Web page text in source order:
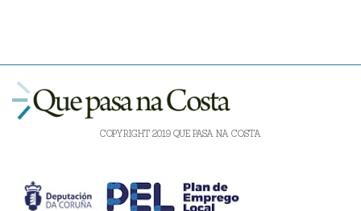
COPYRIGHT 2019 QUE PASA NA COSTA